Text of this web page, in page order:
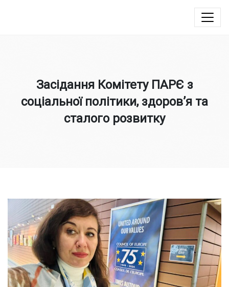
Засідання Комітету ПАРЄ з
соціальної політики, здоров’я та
сталого розвитку